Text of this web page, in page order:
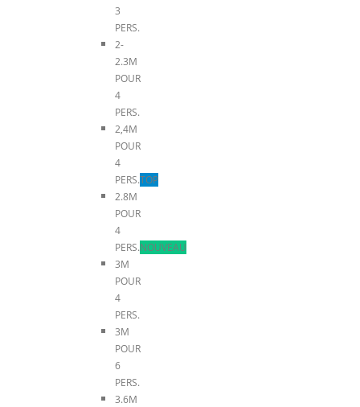
3
PERS.
2-
2.3M
POUR
4
PERS.
2,4M
POUR
4
PERS.TOP
2.8M
POUR
4
PERS.NOUVEAU
3M
POUR
4
PERS.
3M
POUR
6
PERS.
3.6M